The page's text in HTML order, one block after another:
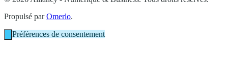
Propulsé parOmerlo.
Préférences de consentement